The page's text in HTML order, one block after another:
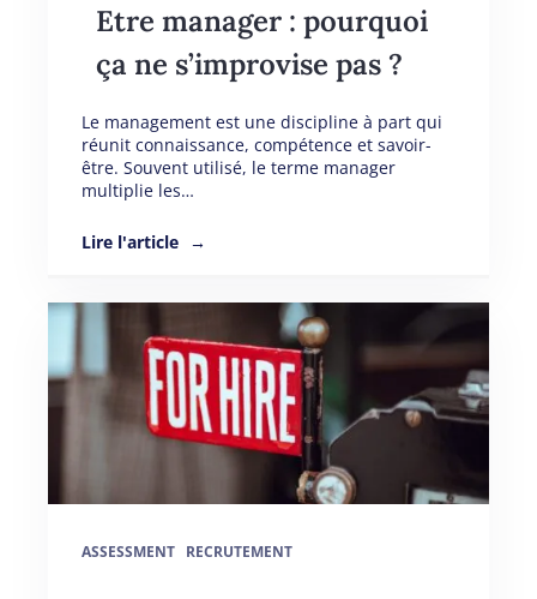
Etre manager : pourquoi
ça ne s’improvise pas ?
Le management est une discipline à part qui
réunit connaissance, compétence et savoir-
être. Souvent utilisé, le terme manager
multiplie les…
Lire l'article
ASSESSMENT RECRUTEMENT